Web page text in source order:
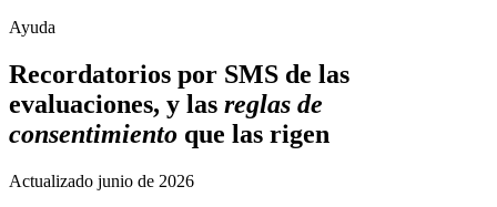
Ayuda
Recordatorios por SMS de las
evaluaciones, y las reglas de
consentimiento que las rigen
Actualizado junio de 2026